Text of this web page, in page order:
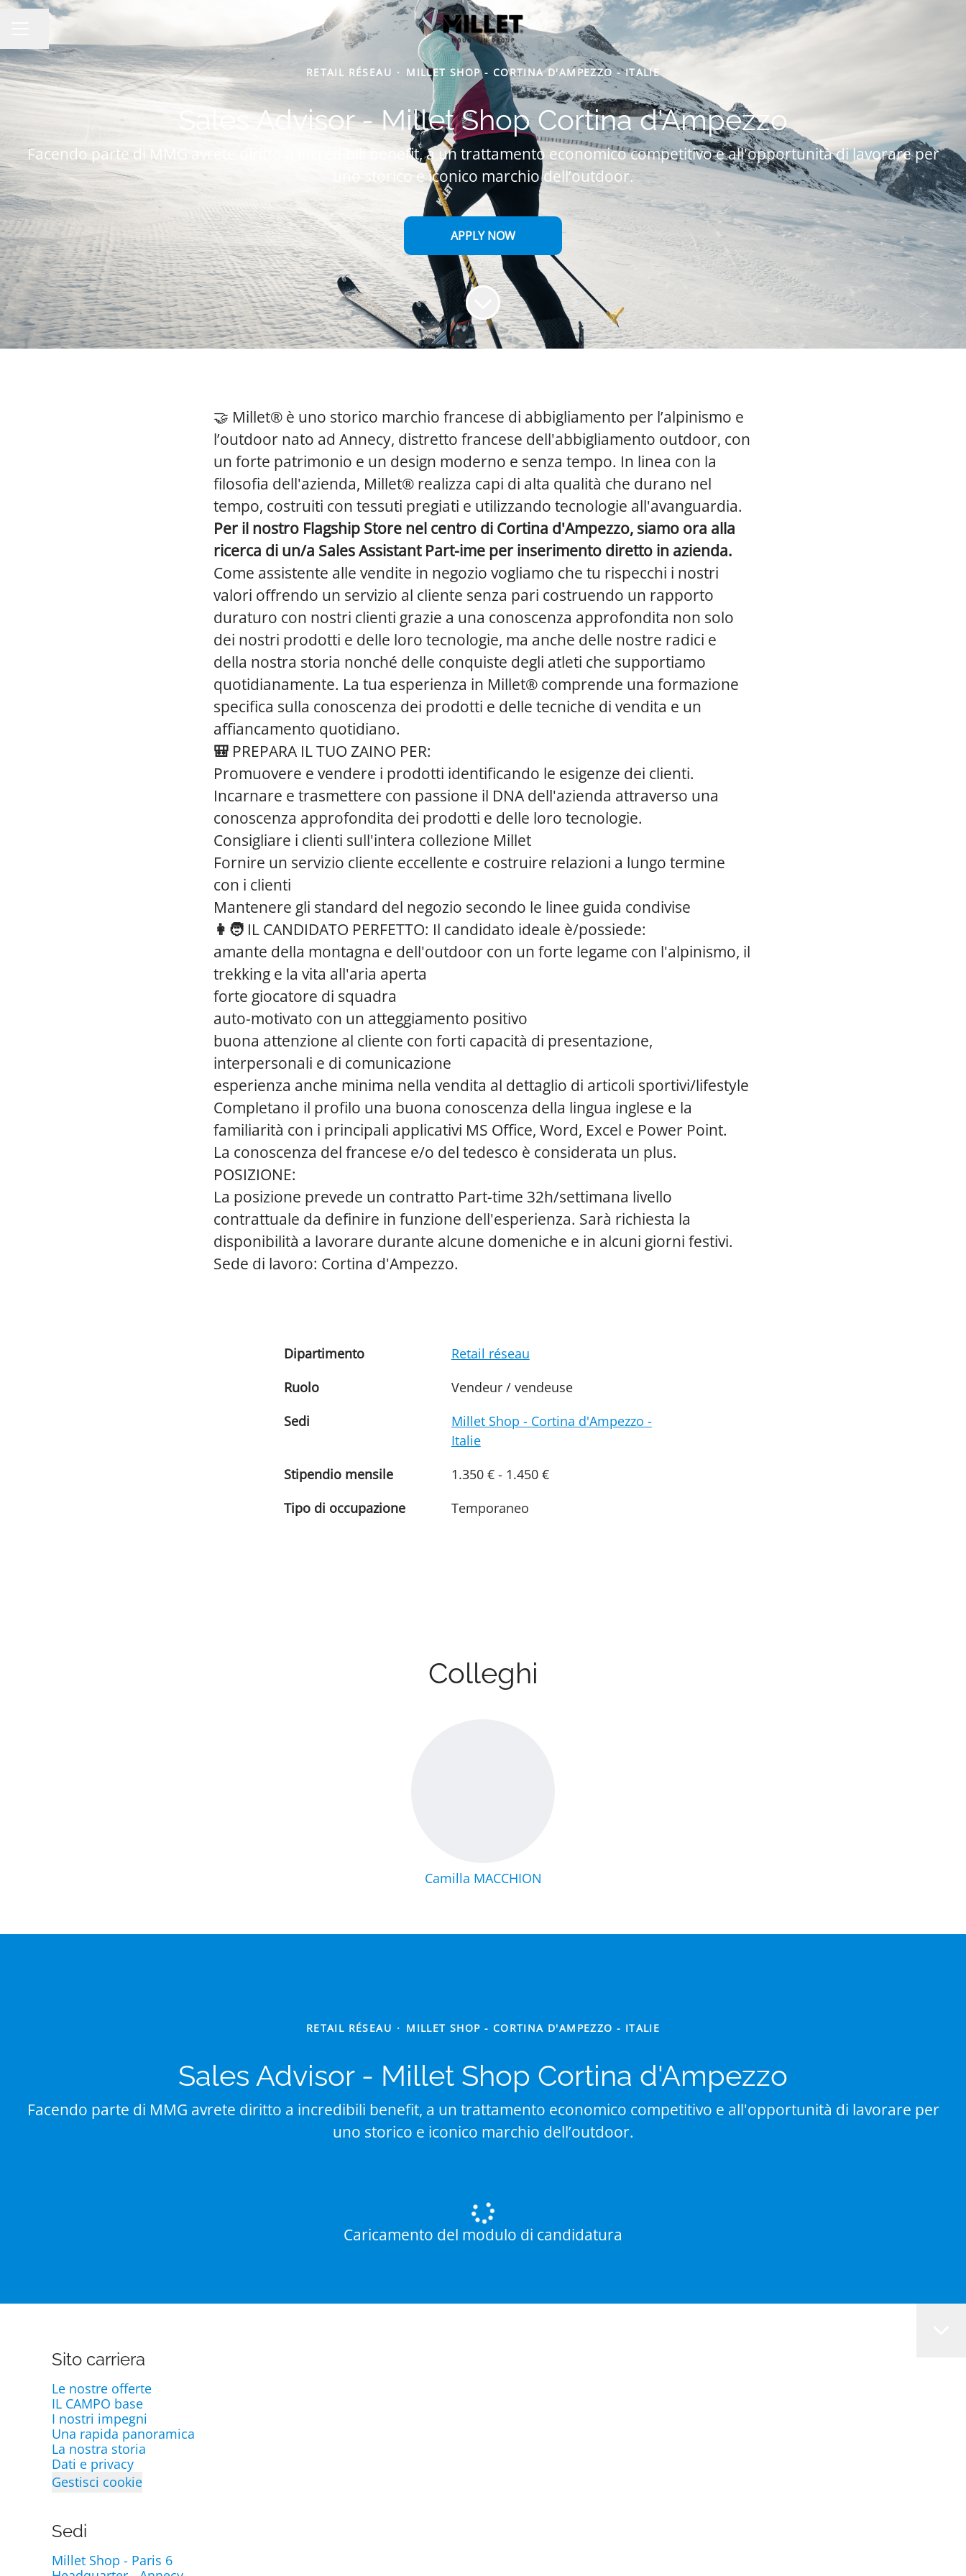
Condividi la pagina
RETAIL RÉSEAU · MILLET SHOP - CORTINA D'AMPEZZO - ITALIE
Sales Advisor - Millet Shop Cortina d'Ampezzo
Facendo parte di MMG avrete diritto a incredibili benefit, a un trattamento economico competitivo e all'opportunità di lavorare per
uno storico e iconico marchio dell’outdoor.
APPLY NOW
🤝 Millet® è uno storico marchio francese di abbigliamento per l’alpinismo e
l’outdoor nato ad Annecy, distretto francese dell'abbigliamento outdoor, con
un forte patrimonio e un design moderno e senza tempo. In linea con la
filosofia dell'azienda, Millet® realizza capi di alta qualità che durano nel
tempo, costruiti con tessuti pregiati e utilizzando tecnologie all'avanguardia.
Per il nostro Flagship Store nel centro di Cortina d'Ampezzo, siamo ora alla
ricerca di un/a Sales Assistant Part-ime per inserimento diretto in azienda.
Come assistente alle vendite in negozio vogliamo che tu rispecchi i nostri
valori offrendo un servizio al cliente senza pari costruendo un rapporto
duraturo con nostri clienti grazie a una conoscenza approfondita non solo
dei nostri prodotti e delle loro tecnologie, ma anche delle nostre radici e
della nostra storia nonché delle conquiste degli atleti che supportiamo
quotidianamente. La tua esperienza in Millet® comprende una formazione
specifica sulla conoscenza dei prodotti e delle tecniche di vendita e un
affiancamento quotidiano.
🎒 PREPARA IL TUO ZAINO PER:
Promuovere e vendere i prodotti identificando le esigenze dei clienti.
Incarnare e trasmettere con passione il DNA dell'azienda attraverso una
conoscenza approfondita dei prodotti e delle loro tecnologie.
Consigliare i clienti sull'intera collezione Millet
Fornire un servizio cliente eccellente e costruire relazioni a lungo termine
con i clienti
Mantenere gli standard del negozio secondo le linee guida condivise
👩🧑 IL CANDIDATO PERFETTO: Il candidato ideale è/possiede:
amante della montagna e dell'outdoor con un forte legame con l'alpinismo, il
trekking e la vita all'aria aperta
forte giocatore di squadra
auto-motivato con un atteggiamento positivo
buona attenzione al cliente con forti capacità di presentazione,
interpersonali e di comunicazione
esperienza anche minima nella vendita al dettaglio di articoli sportivi/lifestyle
Completano il profilo una buona conoscenza della lingua inglese e la
familiarità con i principali applicativi MS Office, Word, Excel e Power Point.
La conoscenza del francese e/o del tedesco è considerata un plus.
POSIZIONE:
La posizione prevede un contratto Part-time 32h/settimana livello
contrattuale da definire in funzione dell'esperienza. Sarà richiesta la
disponibilità a lavorare durante alcune domeniche e in alcuni giorni festivi.
Sede di lavoro: Cortina d'Ampezzo.
Dipartimento
Retail réseau
Ruolo
Vendeur / vendeuse
Sedi
Millet Shop - Cortina d'Ampezzo -
Italie
Stipendio mensile
1.350 € - 1.450 €
Tipo di occupazione
Temporaneo
Colleghi
Camilla MACCHION
RETAIL RÉSEAU · MILLET SHOP - CORTINA D'AMPEZZO - ITALIE
Sales Advisor - Millet Shop Cortina d'Ampezzo
Facendo parte di MMG avrete diritto a incredibili benefit, a un trattamento economico competitivo e all'opportunità di lavorare per
uno storico e iconico marchio dell’outdoor.
Caricamento del modulo di candidatura
Sito carriera
Le nostre offerte
IL CAMPO base
I nostri impegni
Una rapida panoramica
La nostra storia
Dati e privacy
Gestisci cookie
Sedi
Millet Shop - Paris 6